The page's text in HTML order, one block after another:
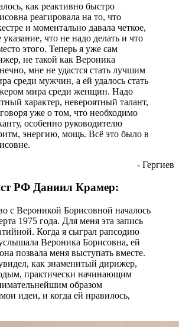
как реактивно быстро
реагировала на то, что
и моментально давала четкое,
что не надо делать и что
этого. Теперь я уже сам
не такой как Вероника
мне не удастся стать лучшим
среди мужчин, а ей удалось стать
мира среди женщин. Надо
характер, невероятный талант,
уже о том, что необходимо
особенно руководителю
энергию, мощь. Всё это было в
- Гергиев
РФ Даниил Крамер:
с Вероникой Борисовной началось
1975 года. Для меня эта запись
Когда я сыграл рапсодию
Вероника Борисовна, ей
позвала меня выступать вместе.
как знаменитый дирижер,
практически начинающим
образом
идеи, и когда ей нравилось,